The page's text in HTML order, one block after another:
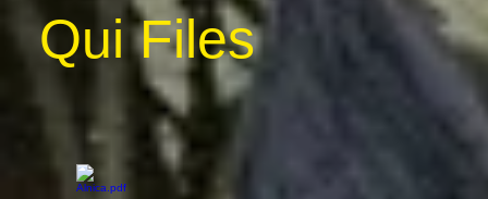
Qui Files